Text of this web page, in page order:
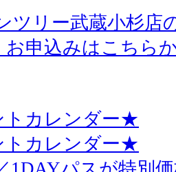
ツリー武蔵小杉店
お申込みはこちら
カレンダー★
カレンダー★